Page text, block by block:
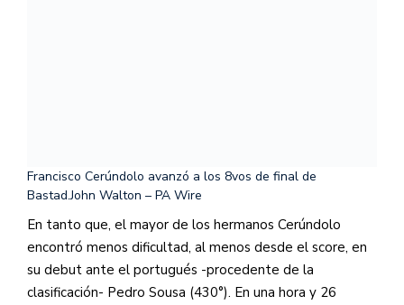
Francisco Cerúndolo avanzó a los 8vos de final de
Bastad.John Walton – PA Wire
En tanto que, el mayor de los hermanos Cerúndolo
encontró menos dificultad, al menos desde el score, en
su debut ante el portugués -procedente de la
clasificación- Pedro Sousa (430°). En una hora y 26